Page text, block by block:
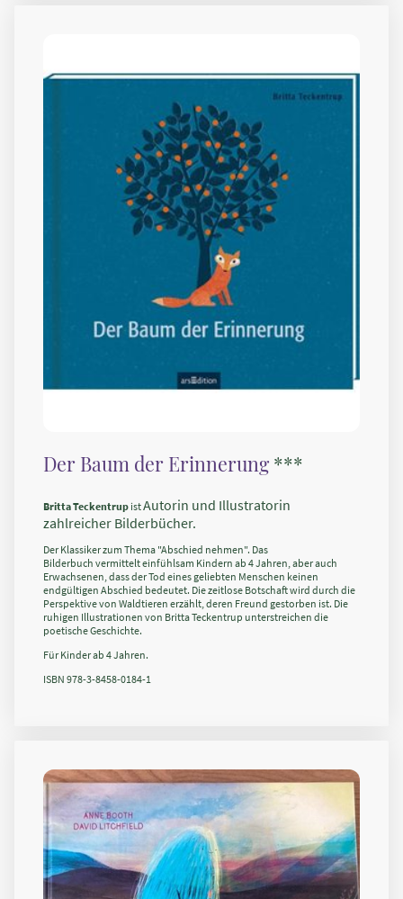
Der Baum der Erinnerung ***
Britta Teckentrup istAutorin und Illustratorin
zahlreicher Bilderbücher.
Der Klassiker zum Thema "Abschied nehmen". Das
Bilderbuch vermittelt einfühlsam Kindern ab 4 Jahren, aber auch
Erwachsenen, dass der Tod eines geliebten Menschen keinen
endgültigen Abschied bedeutet. Die zeitlose Botschaft wird durch die
Perspektive von Waldtieren erzählt, deren Freund gestorben ist. Die
ruhigen Illustrationen von Britta Teckentrup unterstreichen die
poetische Geschichte.
Für Kinder ab 4 Jahren.
ISBN 978-3-8458-0184-1